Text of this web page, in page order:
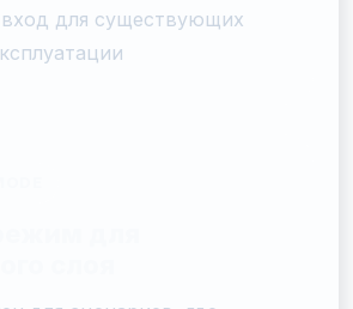
для существующих